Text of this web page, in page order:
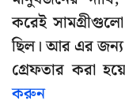
করেই সামগ্রীগুলো
ছিল। আর এর জন্য
গ্রেফতার করা
করুন